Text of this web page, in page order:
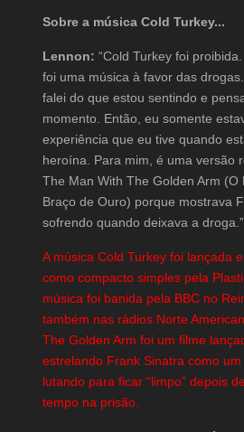
Sobre a música Cold Turkey...
Lennon: “Cold Turkey foi
foi uma música à favor das
falei do que estou sentindo e
momento. Então, eu somente
experiência que eu tive quando
heroína. Para mim, é uma versão
The Man With The Golden Arm (O
Braço de Ouro) porque mostrava
sofrendo quando deixava a droga.”
A música Cold Turkey foi lançada
como compacto simples pela
música foi banida pela BBC no
também nas rádios Norte
The Golden Arm foi um filme
estrelando Frank Sinatra como
lutando para ficar “limpo” depois
tempo na prisão.